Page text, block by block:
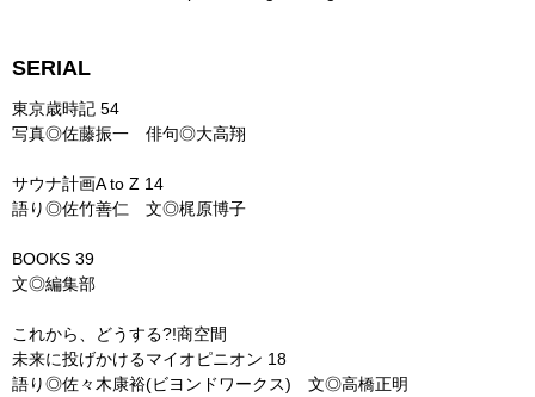
SERIAL
東京歳時記 54
写真◎佐藤振一 俳句◎大高翔
サウナ計画A to Z 14
語り◎佐竹善仁 文◎梶原博子
BOOKS 39
文◎編集部
これから、どうする?!商空間
未来に投げかけるマイオピニオン 18
語り◎佐々木康裕(ビヨンドワークス) 文◎高橋正明